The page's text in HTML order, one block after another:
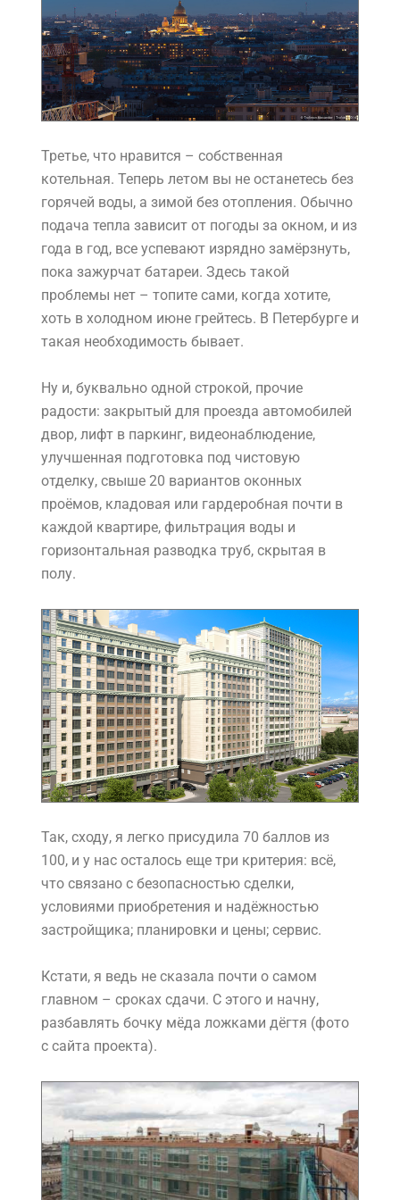
Третье, что нравится – собственная
котельная. Теперь летом вы не останетесь без
горячей воды, а зимой без отопления. Обычно
подача тепла зависит от погоды за окном, и из
года в год, все успевают изрядно замёрзнуть,
пока зажурчат батареи. Здесь такой
проблемы нет – топите сами, когда хотите,
хоть в холодном июне грейтесь. В Петербурге и
такая необходимость бывает.
Ну и, буквально одной строкой, прочие
радости: закрытый для проезда автомобилей
двор, лифт в паркинг, видеонаблюдение,
улучшенная подготовка под чистовую
отделку, свыше 20 вариантов оконных
проёмов, кладовая или гардеробная почти в
каждой квартире, фильтрация воды и
горизонтальная разводка труб, скрытая в
полу.
Так, сходу, я легко присудила 70 баллов из
100, и у нас осталось еще три критерия: всё,
что связано с безопасностью сделки,
условиями приобретения и надёжностью
застройщика; планировки и цены; сервис.
Кстати, я ведь не сказала почти о самом
главном – сроках сдачи. С этого и начну,
разбавлять бочку мёда ложками дёгтя (фото
с сайта проекта).